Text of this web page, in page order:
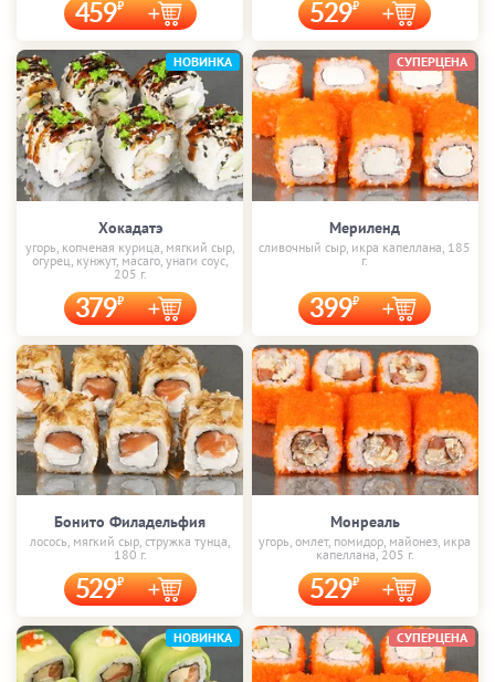
459 529
Хокадатэ
угорь, копченая курица, мягкий сыр,
огурец, кунжут, масаго, унаги соус,
205 г.
379
НОВИНКА
Мериленд
сливочный сыр, икра капеллана, 185
г.
399
СУПЕРЦЕНА
Бонито Филадельфия
лосось, мягкий сыр, стружка тунца,
180 г.
529
Монреаль
угорь, омлет, помидор, майонез, икра
капеллана, 205 г.
529
НОВИНКА СУПЕРЦЕНА